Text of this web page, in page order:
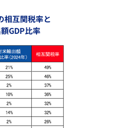
相互関税率と
GDP比率